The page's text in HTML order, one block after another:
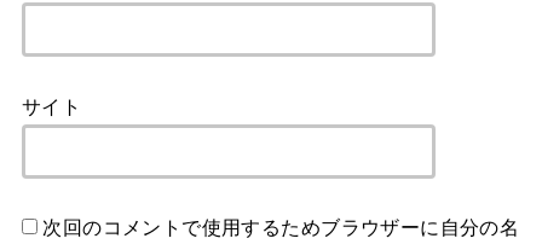
サイト
次回のコメントで使用するためブラウザーに自分の名